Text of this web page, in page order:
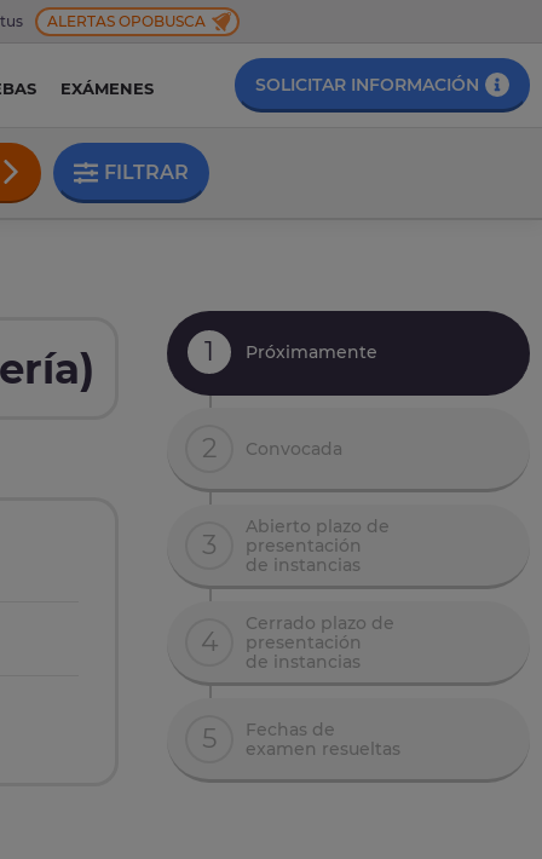
ALERTAS OPOBUSCA
EXÁMENES SOLICITAR INFORMACIÓN
FILTRAR
1 Próximamente
2 Convocada
3
Abierto plazo de
presentación
de instancias
4
Cerrado plazo de
presentación
de instancias
5
Fechas de
examen resueltas